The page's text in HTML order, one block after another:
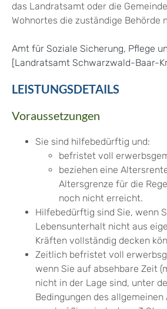
das Landratsamt oder die
Wohnortes die zuständige Behörde
Amt für Soziale Sicherung, Pflege
[Landratsamt Schwarzwald-Baar-
LEISTUNGSDETAILS
Voraussetzungen
Sie sind hilfebedürftig und:
befristet voll
beziehen eine
Altersgrenze für die
noch nicht erreicht.
Hilfebedürftig sind Sie, wenn
Lebensunterhalt nicht aus
Kräften vollständig decken
Zeitlich befristet voll
wenn Sie auf absehbare Zeit
nicht in der Lage sind, unter
Bedingungen des